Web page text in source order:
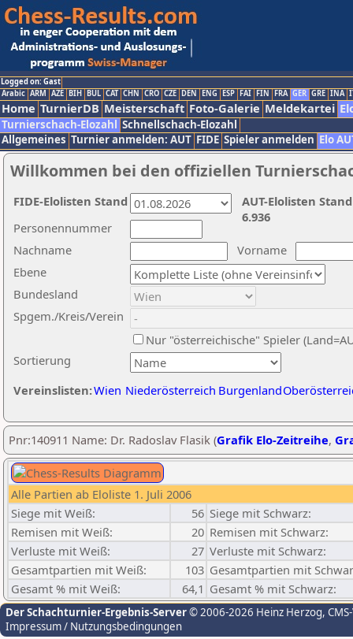
Logged on: Gast
Arabic ARM AZE BIH BUL CAT CHN CRO CZE DEN ENG ESP FAI FIN FRA GER GRE INA
Home TurnierDB Meisterschaft Foto-Galerie Meldekartei
Turnierschach-Elozahl Schnellschach-Elozahl
Allgemeines Turnier anmelden: AUT FIDE Spieler anmelden Elo
Willkommen bei den offiziellen
Nachname
Vorname
Ebene
Sortierung
Personennummer
Bundesland
Spgem./Kreis/Verein
Nur "österreichische" Spieler
Vereinslisten:Wien Niederösterreich Burgenland
AUT-Elolisten
6.936
FIDE-Elolisten Stand
Pnr:140911 Name: Dr. Radoslav Flasik (Grafik Elo-Zeitreihe,
Alle Partien ab Eloliste 1. Juli 2006
Siege mit Weiß:
56 Siege mit Schwarz:
Remisen mit Weiß:
20 Remisen mit Schwarz:
Verluste mit Weiß:
27 Verluste mit Schwarz:
Gesamtpartien mit Weiß:
103 Gesamtpartien mit
Gesamt % mit Weiß:
64,1 Gesamt % mit Schwarz:
Der Schachturnier-Ergebnis-Server© 2006-2026 Heinz Herzog,
Impressum / Nutzungsbedingungen